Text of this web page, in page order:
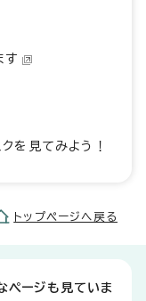
す
を見てみよう！
トップページへ戻る
ページも見ていま